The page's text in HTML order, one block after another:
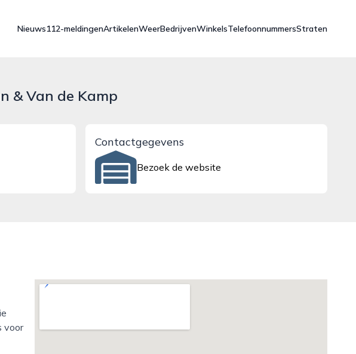
Nieuws112-meldingenArtikelenWeerBedrijvenWinkelsTelefoonnummersStraten
& Van de Kamp
Contactgegevens
Bezoek de website
voor